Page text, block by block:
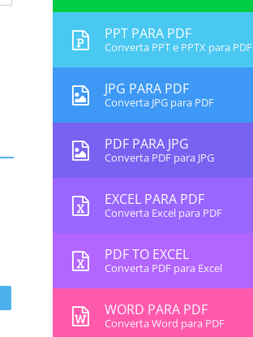
PPT PARA PDF
Converta PPT e PPTX para PDF
JPG PARA PDF
Converta JPG para PDF
PDF PARA JPG
Converta PDF para JPG
EXCEL PARA PDF
Converta Excel para PDF
PDF TO EXCEL
Converta PDF para Excel
WORD PARA PDF
Converta Word para PDF